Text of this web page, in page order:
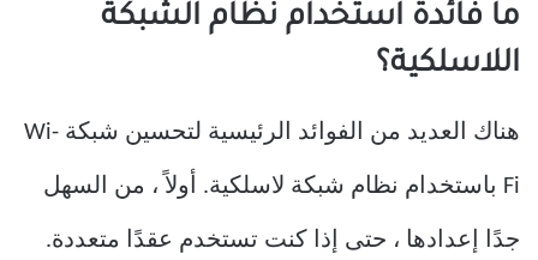
ما فائدة استخدام نظام الشبكة
اللاسلكية؟
هناك العديد من الفوائد الرئيسية لتحسين شبكة Wi-
Fi باستخدام نظام شبكة لاسلكية. أولاً ، من السهل
جدًا إعدادها ، حتى إذا كنت تستخدم عقدًا متعددة.